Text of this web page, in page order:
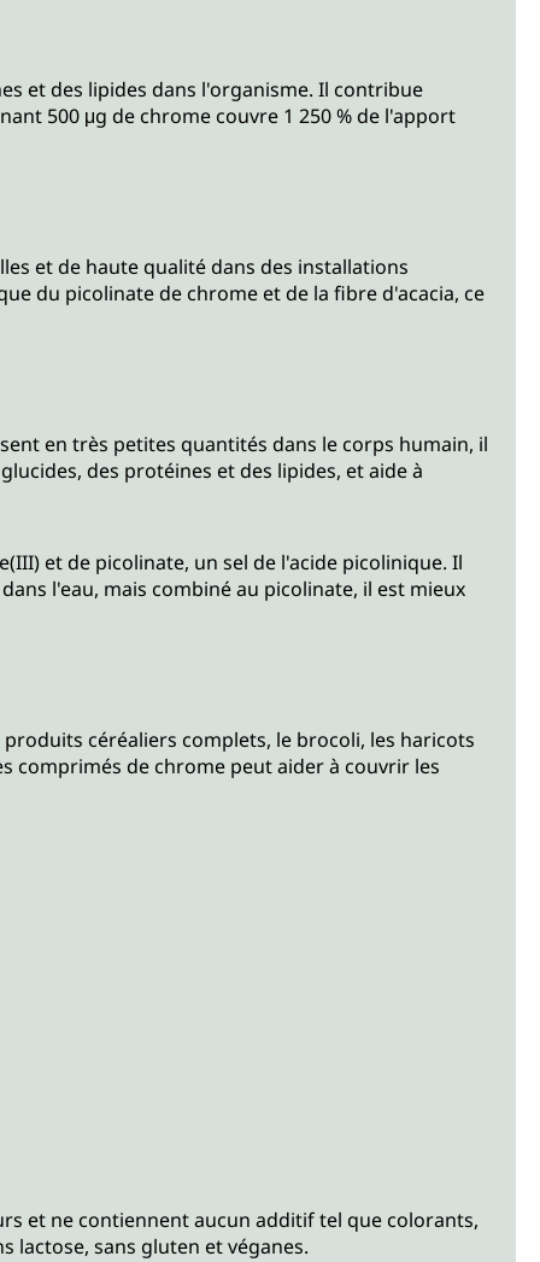
et des lipides dans l'organisme. Il contribue
500 μg de chrome couvre 1 250 % de l'apport
et de haute qualité dans des installations
du picolinate de chrome et de la fibre d'acacia, ce
en très petites quantités dans le corps humain, il
des protéines et des lipides, et aide à
et de picolinate, un sel de l'acide picolinique. Il
l'eau, mais combiné au picolinate, il est mieux
céréaliers complets, le brocoli, les haricots
comprimés de chrome peut aider à couvrir les
et ne contiennent aucun additif tel que colorants,
lactose, sans gluten et véganes.